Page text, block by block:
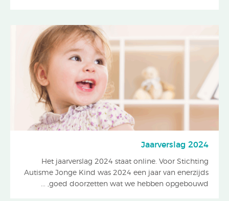
Jaarverslag 2024
Het jaarverslag 2024 staat online. Voor Stichting
Autisme Jonge Kind was 2024 een jaar van enerzijds
goed doorzetten wat we hebben opgebouwd, ...